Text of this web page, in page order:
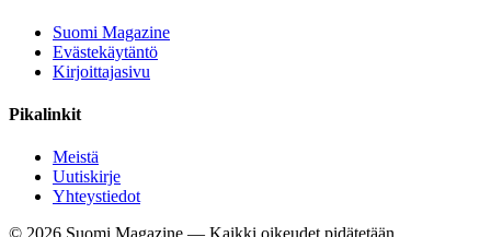
Suomi Magazine
Evästekäytäntö
Kirjoittajasivu
Pikalinkit
Meistä
Uutiskirje
Yhteystiedot